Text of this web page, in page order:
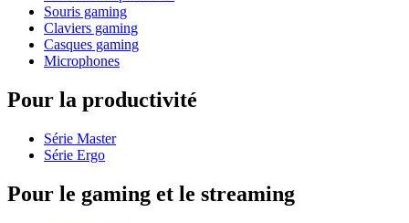
Souris gaming
Claviers gaming
Casques gaming
Microphones
Pour la productivité
Série Master
Série Ergo
Pour le gaming et le streaming